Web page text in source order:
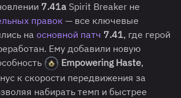
7.41a Spirit Breaker не
правок — все ключевые
на основной патч 7.41, где герой
Ему добавили новую
Empowering Haste,
к скорости передвижения за
набирать темп и быстрее